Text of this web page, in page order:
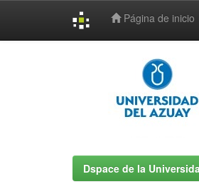
Página de inicio
Dspace de la